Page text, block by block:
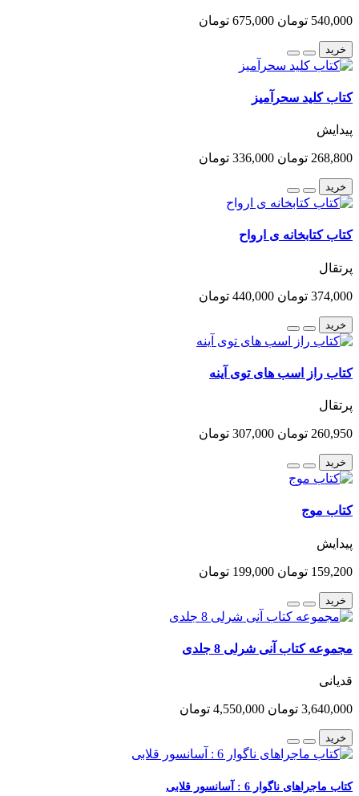
540,000 تومان 675,000 تومان
خرید
کتاب کلید سحرآمیز
پیدایش
268,800 تومان 336,000 تومان
خرید
کتاب کتابخانه ی ارواح
پرتقال
374,000 تومان 440,000 تومان
خرید
کتاب راز اسب های توی آینه
پرتقال
260,950 تومان 307,000 تومان
خرید
کتاب موج
پیدایش
159,200 تومان 199,000 تومان
خرید
مجموعه کتاب آنی شرلی 8 جلدی
قدیانی
3,640,000 تومان 4,550,000 تومان
خرید
کتاب ماجراهای ناگوار 6 : آسانسور قلابی